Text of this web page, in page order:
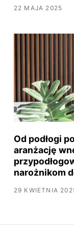
22 MAJA 2025
Od podłogi
aranżację
narożnikom
29 KWIETNIA